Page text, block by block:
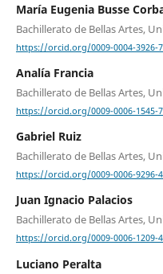
María Eugenia Busse
Bachillerato de Bellas Artes,
https://orcid.org/0009-0004-3926-
Analía Francia
Bachillerato de Bellas Artes,
https://orcid.org/0009-0006-1545-
Gabriel Ruiz
Bachillerato de Bellas Artes,
https://orcid.org/0009-0006-9296-
Juan Ignacio Palacios
Bachillerato de Bellas Artes,
https://orcid.org/0009-0006-1209-
Luciano Peralta